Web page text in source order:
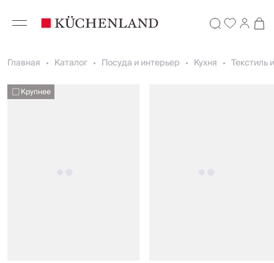
Главная Каталог Посуда и интерьер Кухня Текстиль
Крупнее